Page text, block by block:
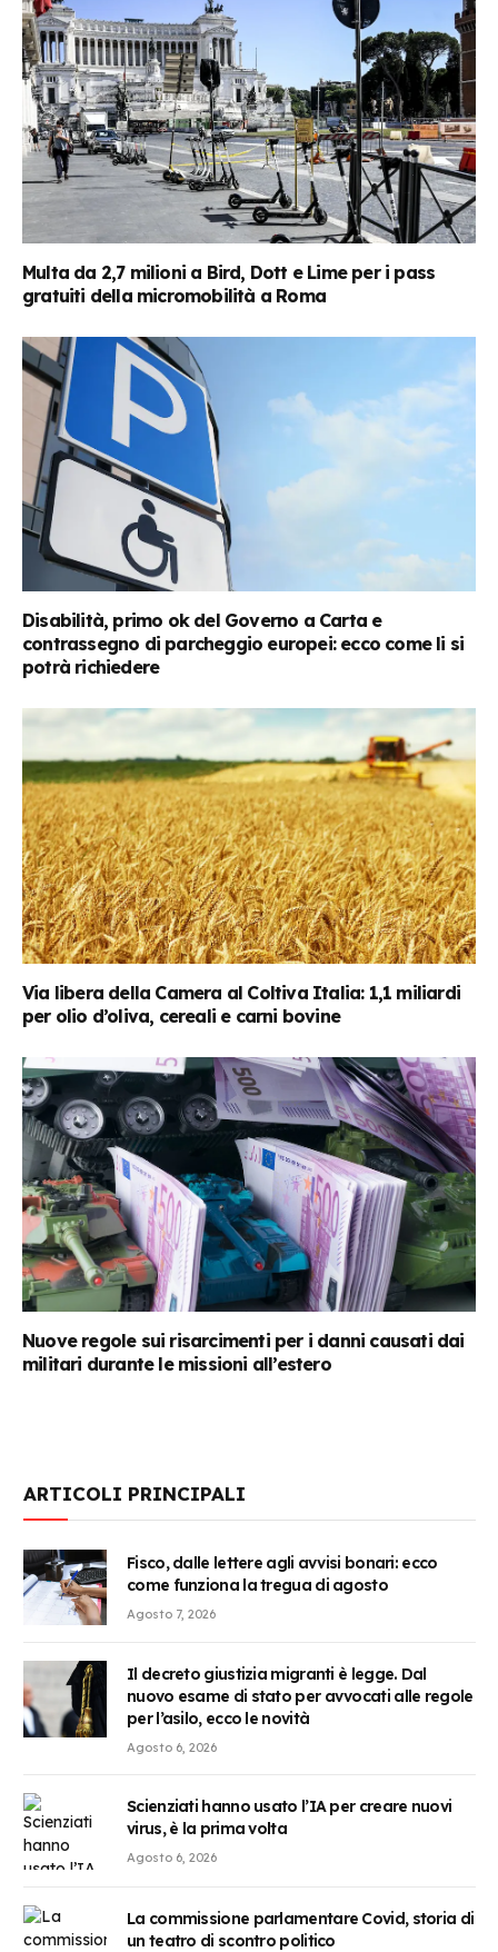
Multa da 2,7 milioni a Bird, Dott e Lime per i pass
gratuiti della micromobilità a Roma
Disabilità, primo ok del Governo a Carta e
contrassegno di parcheggio europei: ecco come li si
potrà richiedere
Via libera della Camera al Coltiva Italia: 1,1 miliardi
per olio d’oliva, cereali e carni bovine
Nuove regole sui risarcimenti per i danni causati dai
militari durante le missioni all’estero
ARTICOLI PRINCIPALI
Fisco, dalle lettere agli avvisi bonari: ecco
come funziona la tregua di agosto
Agosto 7, 2026
Il decreto giustizia migranti è legge. Dal
nuovo esame di stato per avvocati alle regole
per l’asilo, ecco le novità
Agosto 6, 2026
Scienziati hanno usato l’IA per creare nuovi
virus, è la prima volta
Agosto 6, 2026
La commissione parlamentare Covid, storia di
un teatro di scontro politico